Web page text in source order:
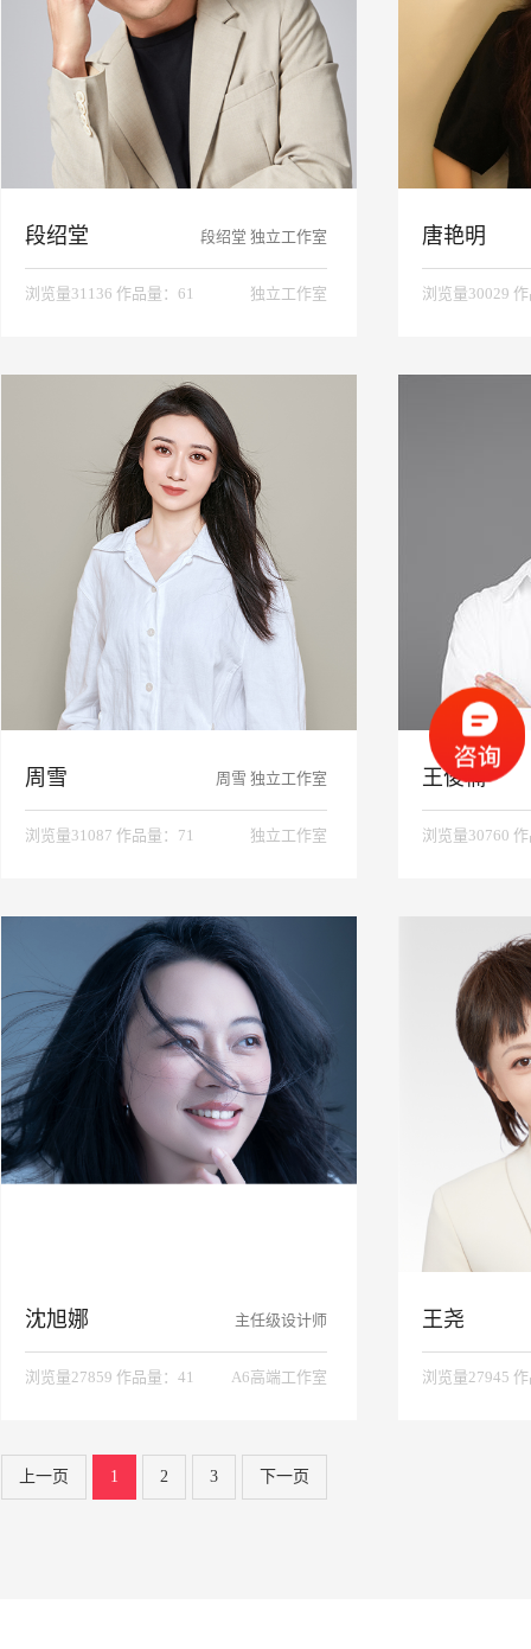
段绍堂 独立工作室
段绍堂
独立工作室
浏览量31136 作品量：61
唐艳明
浏览量30029
周雪 独立工作室
周雪
独立工作室
浏览量31087 作品量：71
王俊楠
浏览量30760
主任级设计师
沈旭娜
A6高端工作室
浏览量27859 作品量：41
王尧
浏览量27945
上一页 1 2 3 下一页